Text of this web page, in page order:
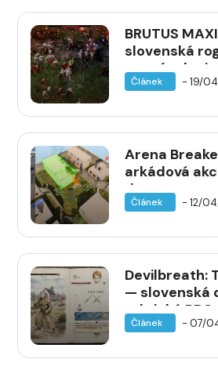
BRUTUS
slovenská
mrtvým
plné verzi na
Článek - 19/
Arena
arkádová
drony
předběžného
Článek - 12/
Devilbreath:
— slovenská
taktická
vydání na
Článek - 07/